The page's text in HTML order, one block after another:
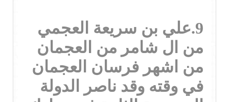
9.علي بن سريعة العجمي
من ال شامر من العجمان
من اشهر فرسان العجمان
في وقته وقد ناصر الدولة